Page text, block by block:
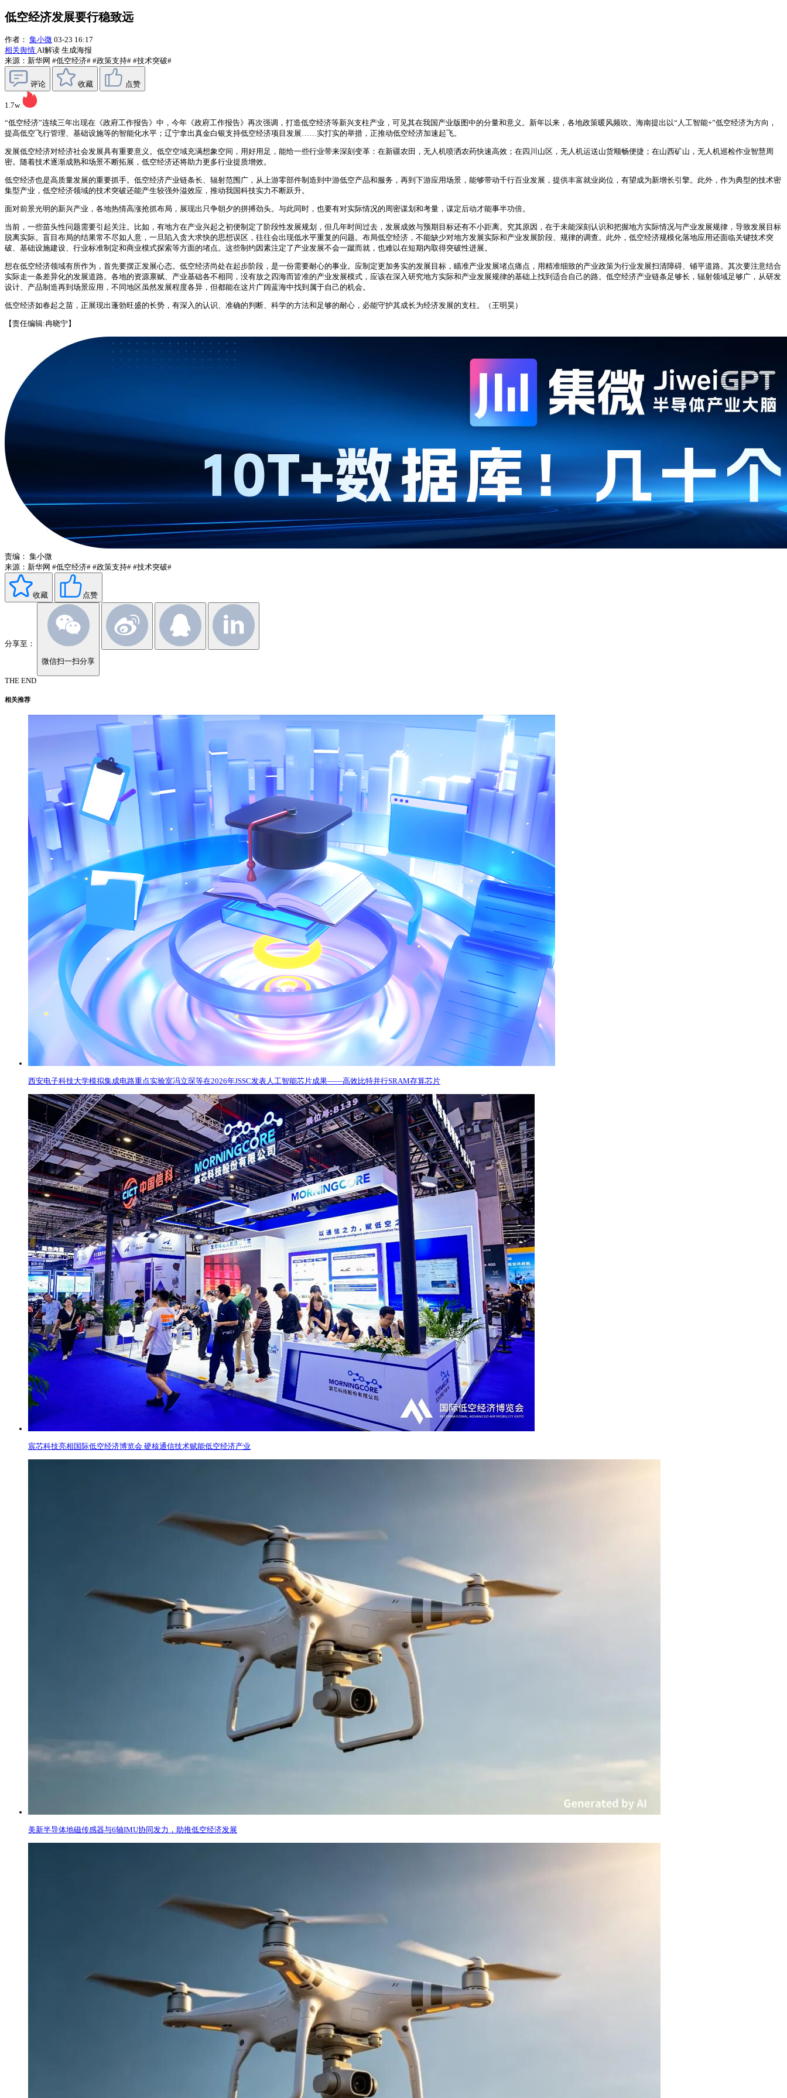
低空经济发展要行稳致远
作者： 集小微 03-23 16:17
相关舆情 AI解读 生成海报
来源：新华网 #低空经济# #政策支持# #技术突破#
评论 收藏 点赞
1.7w
“低空经济”连续三年出现在《政府工作报告》中，今年《政府工作报告》再次强调，打造低空经济等新兴支柱产业，可见其在我国产业版图中的分量和意义。新年以来，各地政策暖风频吹。海南提出以“人工智能+”低空经济为方向，
提高低空飞行管理、基础设施等的智能化水平；辽宁拿出真金白银支持低空经济项目发展……实打实的举措，正推动低空经济加速起飞。
发展低空经济对经济社会发展具有重要意义。低空空域充满想象空间，用好用足，能给一些行业带来深刻变革：在新疆农田，无人机喷洒农药快速高效；在四川山区，无人机运送山货顺畅便捷；在山西矿山，无人机巡检作业智慧周
密。随着技术逐渐成熟和场景不断拓展，低空经济还将助力更多行业提质增效。
低空经济也是高质量发展的重要抓手。低空经济产业链条长、辐射范围广，从上游零部件制造到中游低空产品和服务，再到下游应用场景，能够带动千行百业发展，提供丰富就业岗位，有望成为新增长引擎。此外，作为典型的技术密
集型产业，低空经济领域的技术突破还能产生较强外溢效应，推动我国科技实力不断跃升。
面对前景光明的新兴产业，各地热情高涨抢抓布局，展现出只争朝夕的拼搏劲头。与此同时，也要有对实际情况的周密谋划和考量，谋定后动才能事半功倍。
当前，一些苗头性问题需要引起关注。比如，有地方在产业兴起之初便制定了阶段性发展规划，但几年时间过去，发展成效与预期目标还有不小距离。究其原因，在于未能深刻认识和把握地方实际情况与产业发展规律，导致发展目标
脱离实际。盲目布局的结果常不尽如人意，一旦陷入贪大求快的思想误区，往往会出现低水平重复的问题。布局低空经济，不能缺少对地方发展实际和产业发展阶段、规律的调查。此外，低空经济规模化落地应用还面临关键技术突
破、基础设施建设、行业标准制定和商业模式探索等方面的堵点。这些制约因素注定了产业发展不会一蹴而就，也难以在短期内取得突破性进展。
想在低空经济领域有所作为，首先要摆正发展心态。低空经济尚处在起步阶段，是一份需要耐心的事业。应制定更加务实的发展目标，瞄准产业发展堵点痛点，用精准细致的产业政策为行业发展扫清障碍、铺平道路。其次要注意结合
实际走一条差异化的发展道路。各地的资源禀赋、产业基础各不相同，没有放之四海而皆准的产业发展模式，应该在深入研究地方实际和产业发展规律的基础上找到适合自己的路。低空经济产业链条足够长，辐射领域足够广，从研发
设计、产品制造再到场景应用，不同地区虽然发展程度各异，但都能在这片广阔蓝海中找到属于自己的机会。
低空经济如春起之苗，正展现出蓬勃旺盛的长势，有深入的认识、准确的判断、科学的方法和足够的耐心，必能守护其成长为经济发展的支柱。（王明昊）
【责任编辑:冉晓宁】
责编： 集小微
来源：新华网 #低空经济# #政策支持# #技术突破#
收藏 点赞
分享至：
微信扫一扫分享
THE END
相关推荐
西安电子科技大学模拟集成电路重点实验室冯立琛等在2026年JSSC发表人工智能芯片成果——高效比特并行SRAM存算芯片
宸芯科技亮相国际低空经济博览会 硬核通信技术赋能低空经济产业
美新半导体地磁传感器与6轴IMU协同发力，助推低空经济发展